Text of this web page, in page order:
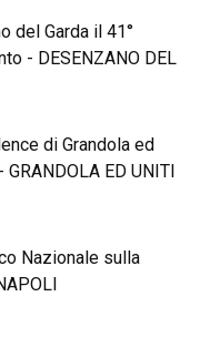
del Garda il 41°
- DESENZANO DEL
di Grandola ed
ED UNITI
Nazionale sulla